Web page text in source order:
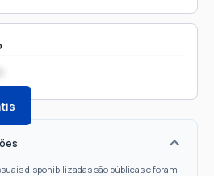
disponibilizadas são públicas e foram